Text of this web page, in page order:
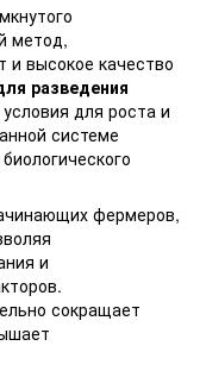
метод,
высокое качество
разведения
для роста и
системе
фермеров,
и
сокращает